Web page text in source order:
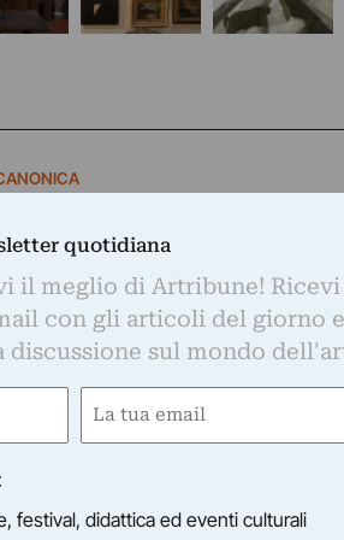
cornice del Museo Pietro Canonica
ospiterà la prima personale
Devereux presso una pubblica
10/03/2017– 30/04/2017
cliccare quiper
quotidiana
il meglio di Artribune! Ricevi
con gli articoli del giorno e
discussione sul mondo
Email
festival, didattica ed eventi culturali